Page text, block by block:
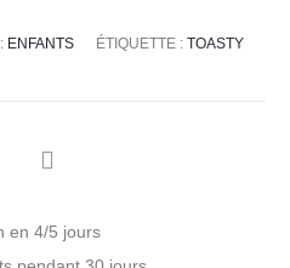
ENFANTS ÉTIQUETTE : TOASTY
en 4/5 jours